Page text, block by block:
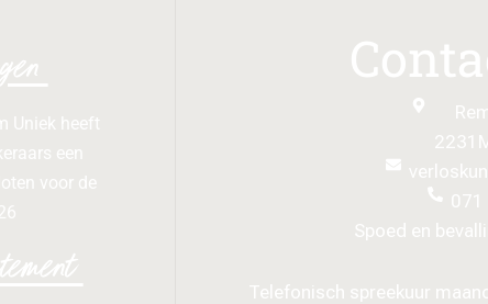
Uniek heeft
een
voor de
071
Spoed en
Telefonisch spreekuur